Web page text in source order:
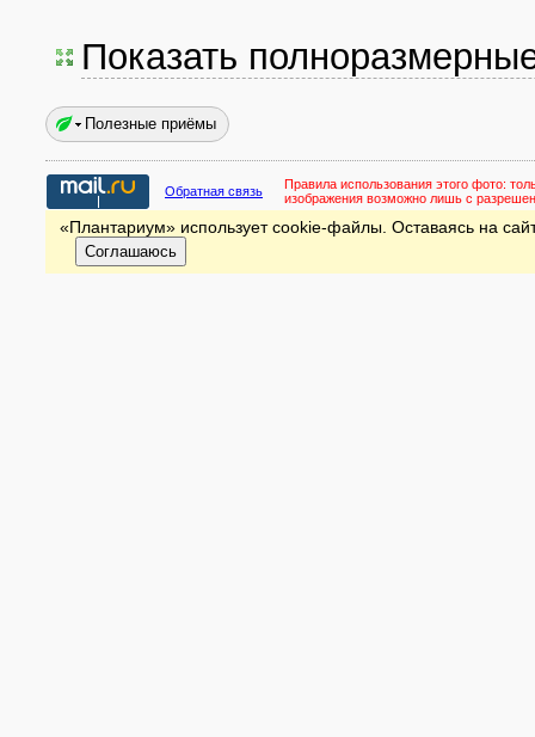
Показать
Полезные приёмы
Обратная связь Правила использования этого фото:
изображения возможно лишь с
«Плантариум» использует cookie-файлы. Оставаясь на
Соглашаюсь